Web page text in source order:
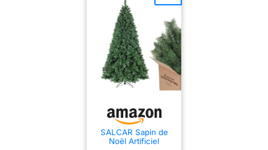
SALCAR Sapin de
Noël Artificiel